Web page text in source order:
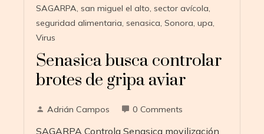
SAGARPA, san miguel el alto, sector avícola,
seguridad alimentaria, senasica, Sonora, upa,
Virus
Senasica busca controlar
brotes de gripa aviar
Adrián Campos 0 Comments
SAGARPA Controla Senasica movilización